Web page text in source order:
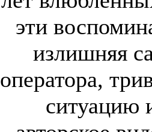
эти
излишняя
оператора,
ситуацию